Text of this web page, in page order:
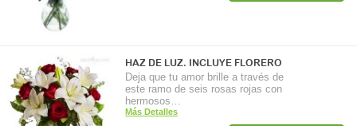
HAZ DE LUZ. INCLUYE FLORERO
Deja que tu amor brille a través de
este ramo de seis rosas rojas con
hermosos…
Más Detalles